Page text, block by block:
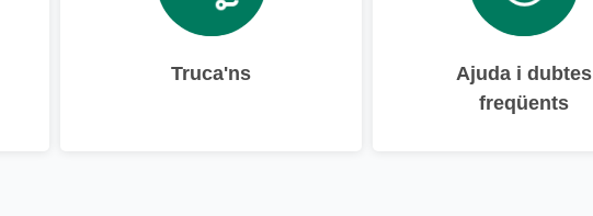
Truca'ns
Ajuda i dubtes
freqüents